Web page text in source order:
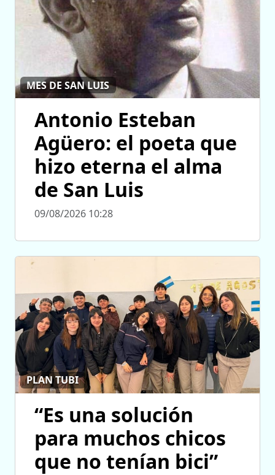
MES DE SAN LUIS
Antonio Esteban
Agüero: el poeta que
hizo eterna el alma
de San Luis
09/08/2026 10:28
PLAN TUBI
“Es una solución
para muchos chicos
que no tenían bici”